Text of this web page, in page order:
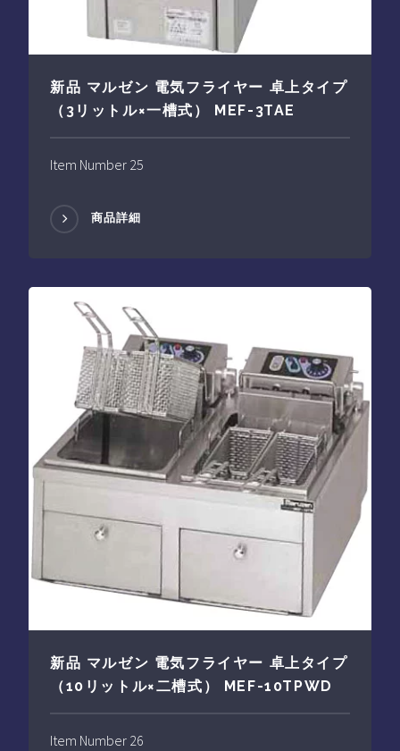
新品 マルゼン 電気フライヤー 卓上タイプ
（3リットル×一槽式） MEF-3TAE
Item Number 25
商品詳細
新品 マルゼン 電気フライヤー 卓上タイプ
（10リットル×二槽式） MEF-10TPWD
Item Number 26